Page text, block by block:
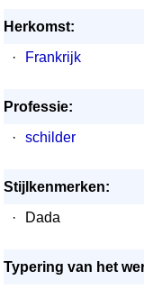
Herkomst:
·
Frankrijk
Professie:
·
schilder
Stijlkenmerken:
·
Dada
Typering van het